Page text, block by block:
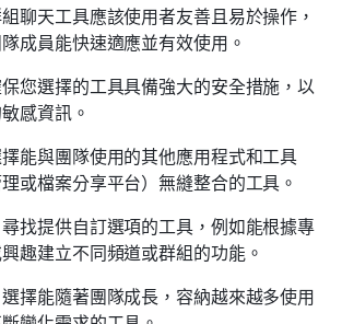
聊天工具應該使用者友善且易於操作，
成員能快速適應並有效使用。
您選擇的工具具備強大的安全措施，以
感資訊。
能與團隊使用的其他應用程式和工具
理或檔案分享平台）無縫整合的工具。
找提供自訂選項的工具，例如能根據專
趣建立不同頻道或群組的功能。
擇能隨著團隊成長，容納越來越多使用